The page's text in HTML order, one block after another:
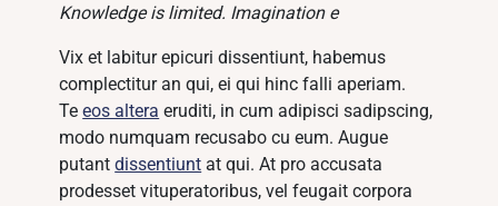
Knowledge is limited. Imagination e
Vix et labitur epicuri dissentiunt, habemus
complectitur an qui, ei qui hinc falli aperiam.
Teeos altera eruditi, in cum adipisci sadipscing,
modo numquam recusabo cu eum. Augue
putantdissentiunt at qui. At pro accusata
prodesset vituperatoribus, vel feugait corpora